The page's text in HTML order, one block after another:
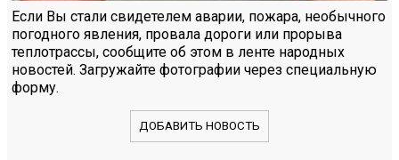
Если Вы стали свидетелем аварии, пожара, необычного
погодного явления, провала дороги или прорыва
теплотрассы, сообщите об этом в ленте народных
новостей. Загружайте фотографии через специальную
форму.
ДОБАВИТЬ НОВОСТЬ